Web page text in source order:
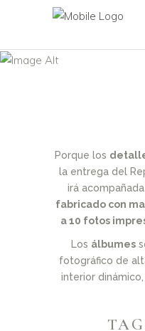
ENTREGAS
Porque los
la entrega del
irá
fabricado con
a 10 fotos
Los álbumes
fotográfico de
interior